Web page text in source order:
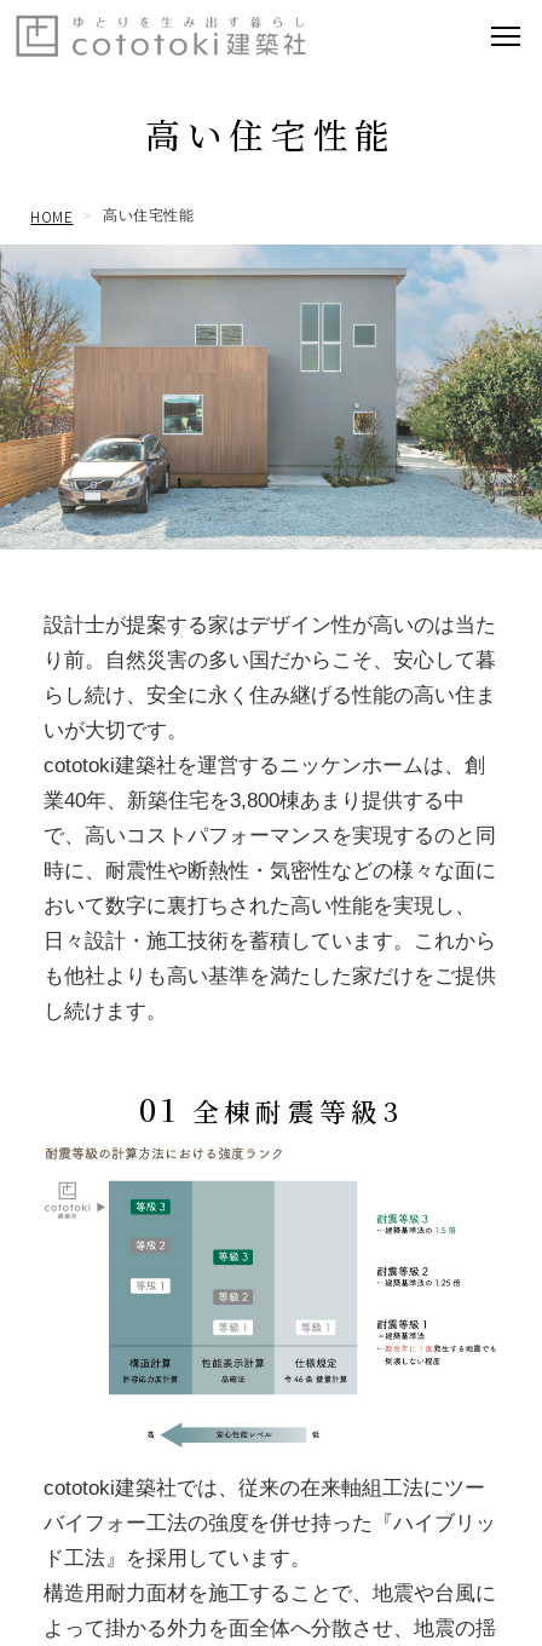
高い住宅性能
HOME 高い住宅性能
設計士が提案する家はデザイン性が高いのは当た
り前。自然災害の多い国だからこそ、安心して暮
らし続け、安全に永く住み継げる性能の高い住ま
いが大切です。
cototoki建築社を運営するニッケンホームは、創
業40年、新築住宅を3,800棟あまり提供する中
で、高いコストパフォーマンスを実現するのと同
時に、耐震性や断熱性・気密性などの様々な面に
おいて数字に裏打ちされた高い性能を実現し、
日々設計・施工技術を蓄積しています。これから
も他社よりも高い基準を満たした家だけをご提供
し続けます。
01 全棟耐震等級3
cototoki建築社では、従来の在来軸組工法にツー
バイフォー工法の強度を併せ持った『ハイブリッ
ド工法』を採用しています。
構造用耐力面材を施工することで、地震や台風に
よって掛かる外力を面全体へ分散させ、地震の揺